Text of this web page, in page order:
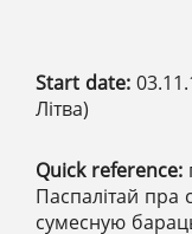
Start date:
Літва)
Quick reference:
Паспалітай пра
сумесную